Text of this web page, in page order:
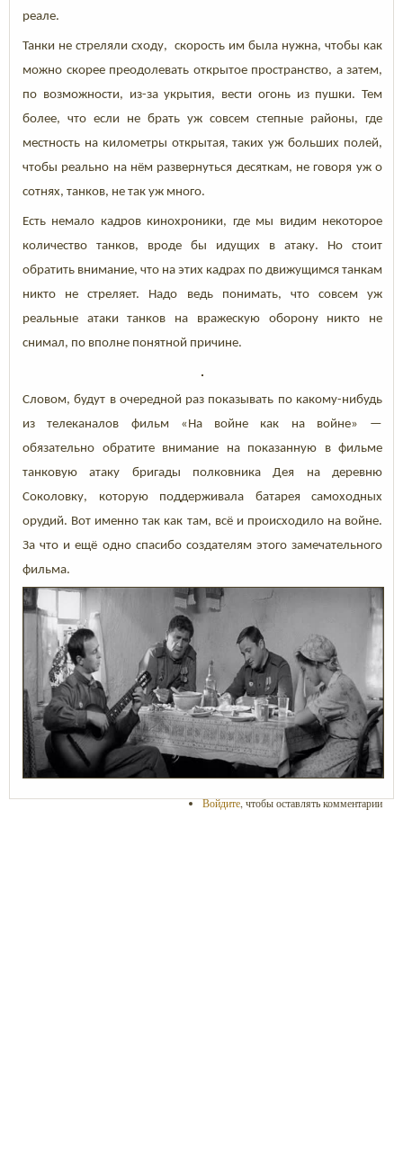
реале.
Танки не стреляли сходу, скорость им была нужна, чтобы как
можно скорее преодолевать открытое пространство, а затем,
по возможности, из-за укрытия, вести огонь из пушки. Тем
более, что если не брать уж совсем степные районы, где
местность на километры открытая, таких уж больших полей,
чтобы реально на нём развернуться десяткам, не говоря уж о
сотнях, танков, не так уж много.
Есть немало кадров кинохроники, где мы видим некоторое
количество танков, вроде бы идущих в атаку. Но стоит
обратить внимание, что на этих кадрах по движущимся танкам
никто не стреляет. Надо ведь понимать, что совсем уж
реальные атаки танков на вражескую оборону никто не
снимал, по вполне понятной причине.
Словом, будут в очередной раз показывать по какому-нибудь
из телеканалов фильм «На войне как на войне» —
обязательно обратите внимание на показанную в фильме
танковую атаку бригады полковника Дея на деревню
Соколовку, которую поддерживала батарея самоходных
орудий. Вот именно так как там, всё и происходило на войне.
За что и ещё одно спасибо создателям этого замечательного
фильма.
Войдите, чтобы оставлять комментарии